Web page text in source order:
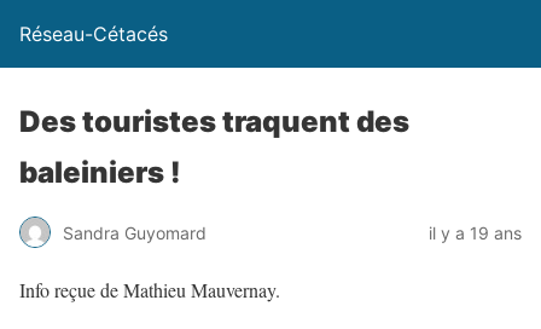
Réseau-Cétacés
Des touristes traquent des
baleiniers !
Sandra Guyomard il y a 19 ans
Info reçue de Mathieu Mauvernay.